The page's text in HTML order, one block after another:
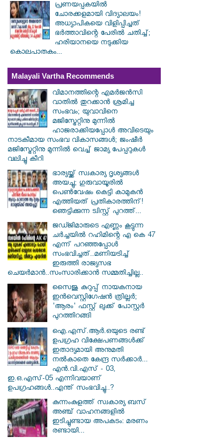
പ്രണയപ്പകയിൽ
ചോരക്കളമായി വിദ്യാലയം!
അധ്യാപികയെ വിളിപ്പിച്ചത്
ഭർത്താവിന്റെ പേരിൽ ചതിച്ച്;
ഹരിയാനയെ നടുക്കിയ
കൊലപാതകം...
Malayali Vartha Recommends
വിമാനത്തിന്റെ എമർജൻസി
വാതിൽ തുറക്കാൻ ശ്രമിച്ച
സംഭവം; യുവാവിനെ
മജിസ്ട്രേറ്റിനു മുന്നിൽ
ഹാജരാക്കിയപ്പോൾ അവിടെയും
നാടകീമായ സംഭവ വികാസങ്ങൾ; ജംഷീർ
മജിസ്ട്രേറ്റിനു മുന്നിൽ വെച്ച് ജാമ്യ പേപ്പറുകൾ
വലിച്ചു കീറി
ഭാര്യയ്ക്ക് സ്വകാര്യ ദൃശ്യങ്ങൾ
അയച്ചു; ഗുരുവായൂരിൽ
പെൺവേഷം കെട്ടി കാമുകൻ
എത്തിയത് പ്രതികാരത്തിന്!
ഞെട്ടിക്കുന്ന ട്വിസ്റ്റ് പുറത്ത്...
ജഡ്ജിമാരുടെ എണ്ണം കൂട്ടുന്ന
ചർച്ചയിൽ റഹിമിന്റെ എ കെ 47
എന്ന് പറഞ്ഞപ്പോൾ
സംഭവിച്ചത്..മണിയടിച്ച്
ഇരുത്തി രാജ്യസഭ
ചെയർമാൻ..സംസാരിക്കാൻ സമ്മതിച്ചില്ല..
സൈജു കുറുപ്പ് നായകനായ
ഇൻവെസ്റ്റിഗേഷൻ ത്രില്ലർ;
'ആരം' ഫസ്റ്റ് ലുക്ക് പോസ്റ്റർ
പുറത്തിറങ്ങി
ഐ.എസ്.ആർ.ഒയുടെ രണ്ട്
ഉപഗ്രഹ വിക്ഷേപണങ്ങൾക്ക്
ഇതാദ്യമായി അനുമതി
നൽകാതെ കേന്ദ്ര സർക്കാർ...
എൻ.വി.എസ് - 03,
ഇ.ഒ.എസ്-05 എന്നിവയാണ്
ഉപഗ്രഹങ്ങൾ..എന്ത് സംഭവിച്ചു..?
കുന്നംകുളത്ത് സ്വകാര്യ ബസ്
അഞ്ച് വാഹനങ്ങളിൽ
ഇടിച്ചുണ്ടായ അപകടം: മരണം
രണ്ടായി...